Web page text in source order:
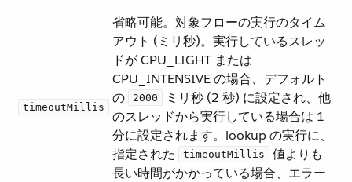
timeoutMillis
省略可能。対象フローの実行のタイム
アウト (ミリ秒)。実行しているスレッ
ドが CPU_LIGHT または
CPU_INTENSIVE の場合、デフォルト
の ​
2000
​ ミリ秒 (2 秒) に設定され、他
のスレッドから実行している場合は 1
分に設定されます。lookup の実行に、
指定された ​
timeoutMillis
​ 値よりも
長い時間がかかっている場合、エラー